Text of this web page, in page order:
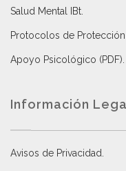
Salud Mental IBt
Protocolos de Protección
Apoyo Psicológico (PDF)
Información
Avisos de Privacidad